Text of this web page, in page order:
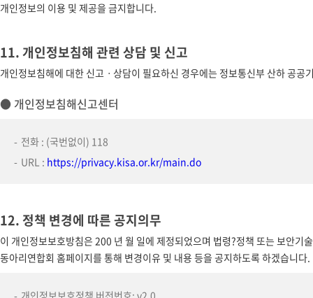
개인정보의 이용 및 제공을 금지합니다.
11. 개인정보침해 관련 상담 및 신고
개인정보침해에 대한 신고ㆍ상담이 필요하신 경우에는 정보통신부 산하 공
● 개인정보침해신고센터
전화 : (국번없이) 118
URL : https://privacy.kisa.or.kr/main.do
12. 정책 변경에 따른 공지의무
이 개인정보보호방침은 200 년 월 일에 제정되었으며 법령?정책 또는 보안
동아리연합회 홈페이지를 통해 변경이유 및 내용 등을 공지하도록 하겠습니다.
개인정보보호정책 버전번호: v2.0